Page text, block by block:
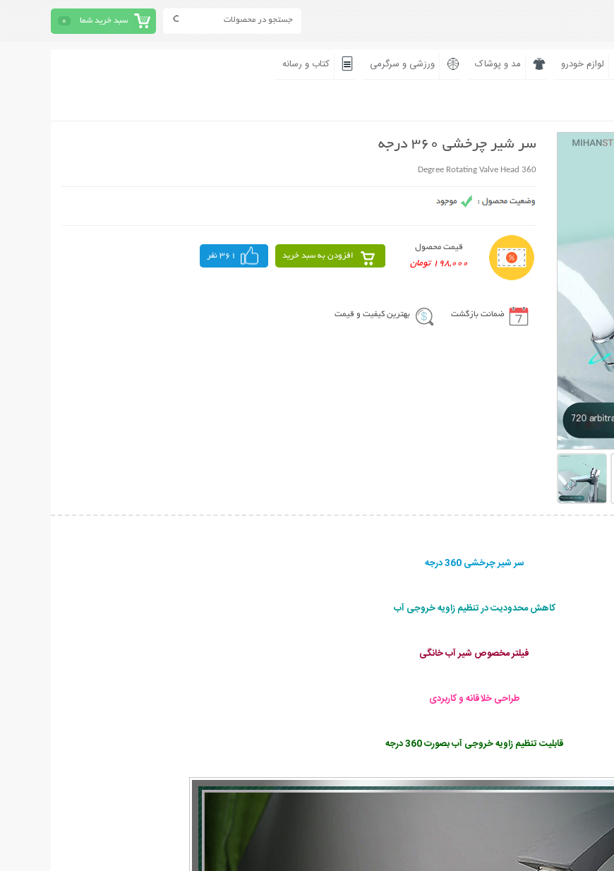
سبد خرید شما 0
لوازم خودرو مد و پوشاک ورزشی و سرگرمی کتاب و رسانه
سر شیر چرخشی 360 درجه
360 Degree Rotating Valve Head
قیمت محصول
198,000 تومان
افزودن به سبد خرید 361 نفر
ضمانت بازگشت بهترین کیفیت و قیمت
سر شیر چرخشی 360 درجه
کاهش محدودیت در تنظیم زاویه خروجی آب
فیلتر مخصوص شیر آب خانگی
طراحی خلاقانه و کاربردی
قابلیت تنظیم زاویه خروجی آب بصورت 360 درجه